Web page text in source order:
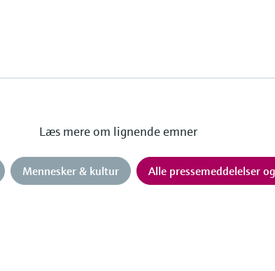
Læs mere om lignende emner
Mennesker & kultur Alle pressemeddelelser